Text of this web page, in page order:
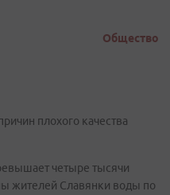
Общество
плохого качества
четыре тысячи
жителей Славянки воды по